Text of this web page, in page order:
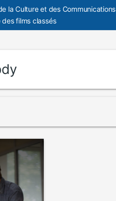
la Culture et des Communications
des films classés